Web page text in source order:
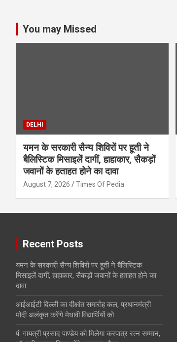
You may Missed
DELHI
यमन के सरकारी सैन्य शिविरों पर हूती ने
बैलिस्टिक मिसाइलें दागीं, हाहाकार, सैकड़ों
जवानों के हताहत होने का दावा
August 7, 2026 Times Of Pedia
Recent Posts
यमन के सरकारी सैन्य शिविरों पर हूती ने बैलिस्टिक
मिसाइलें दागीं, हाहाकार, सैकड़ों जवानों के हताहत होने का
दावा
आईआईटी दिल्ली का दीक्षांत समारोह कल, प्रधानमंत्री
मोदी अलंकृत करेंगे मेधावी विद्यार्थियों को
पं. गायत्री प्रसाद पाण्डेय को मिलेगा करपात्र रत्न सम्मान,